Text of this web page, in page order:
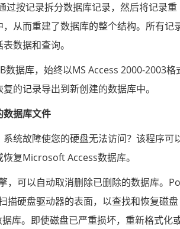
过按记录拆分数据库记录，然后将记录重
从而重建了数据库的整个结构。所有记
数据和查询。
据库，始终以MS Access 2000-2003格
的记录导出到新创建的数据库中。
数据库文件
统故障使您的硬盘无法访问？该程序可
复Microsoft Access数据库。
可以自动取消删除已删除的数据库。Po
描硬盘驱动器的表面，以查找和恢复磁盘
库。即使磁盘已严重损坏，重新格式化